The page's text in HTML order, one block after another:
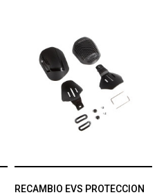
RECAMBIO EVS PROTECCION